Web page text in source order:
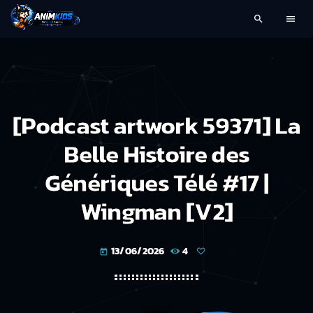
search menu
[Podcast artwork 59371] La
Belle Histoire des
Génériques Télé #17 |
Wingman [V2]
today 13/06/2026 4